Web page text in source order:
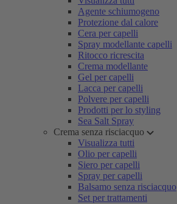
Agente schiumogeno
Protezione dal calore
Cera per capelli
Spray modellante capelli
Ritocco ricrescita
Crema modellante
Gel per capelli
Lacca per capelli
Polvere per capelli
Prodotti per lo styling
Sea Salt Spray
Crema senza risciacquo
Visualizza tutti
Olio per capelli
Siero per capelli
Spray per capelli
Balsamo senza risciacquo
Set per trattamenti